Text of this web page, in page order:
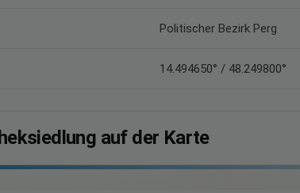
Politischer Bezirk Perg
14.494650° / 48.249800°
auf der Karte